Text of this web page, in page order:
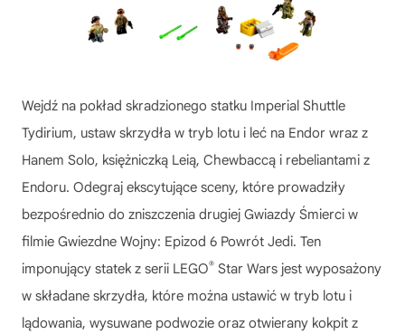
Wejdź na pokład skradzionego statku Imperial Shuttle
Tydirium, ustaw skrzydła w tryb lotu i leć na Endor wraz z
Hanem Solo, księżniczką Leią, Chewbaccą i rebeliantami z
Endoru. Odegraj ekscytujące sceny, które prowadziły
bezpośrednio do zniszczenia drugiej Gwiazdy Śmierci w
filmie Gwiezdne Wojny: Epizod 6 Powrót Jedi. Ten
imponujący statek z serii LEGO® Star Wars jest wyposażony
w składane skrzydła, które można ustawić w tryb lotu i
lądowania, wysuwane podwozie oraz otwierany kokpit z